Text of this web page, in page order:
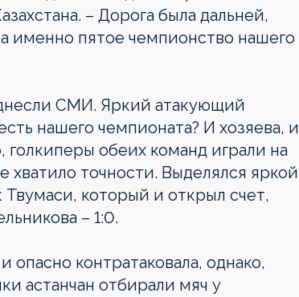
– Дорога была дальней,
именно пятое чемпионство нашего
СМИ. Яркий атакующий
нашего чемпионата? И хозяева, и
голкиперы обеих команд играли на
хватило точности. Выделялся яркой
который и открыл счет,
– 1:0.
контратаковала, однако,
астанчан отбирали мяч у